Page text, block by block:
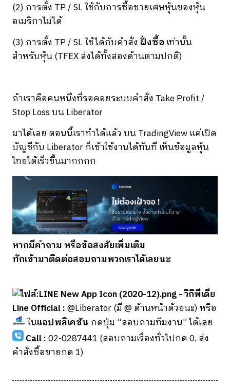
(2) การตั้ง TP / SL ใช้กับการซื้อขายเศษหุ้นของหุ้น
อเมริกาไม่ได้
(3) การตั้ง TP / SL ใช้ได้กับคำสั่ง ฝั่งซื้อ เท่านั้น
สำหรับหุ้น (TFEX ส่งได้ทั้งสองด้านตามปกติ)
ถ้าเราคือคนหนึ่งที่รอคอยระบบคำสั่ง Take Profit /
Stop Loss บน Liberator
มาได้เลย ตอนนี้เราทำได้แล้ว บน TradingView แค่เปิด
บัญชีกับ Liberator ก็เข้าใช้งานได้ทันที เห็นข้อมูลหุ้น
ไทยได้เร็วขึ้นมากกกก
หากมีคำถาม หรือข้อสงสัยเพิ่มเติม
ทักเข้ามาติดต่อสอบถามพวกเราได้เลยนะ
Line Official :@Liberator (มี @ ด้านหน้าด้วยนะ) หรือ
ในแอปพลิเคชัน กดปุ่ม “สอบถามทีมงาน” ได้เลย
Call :02-0287441 (สอบถามเรื่องทั่วไปกด 0, ส่ง
คำสั่งซื้อขายกด 1)